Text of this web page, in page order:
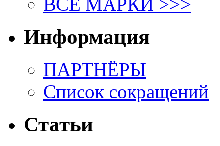
ВСЕ МАРКИ >>>
Информация
ПАРТНЁРЫ
Список сокращений
Статьи